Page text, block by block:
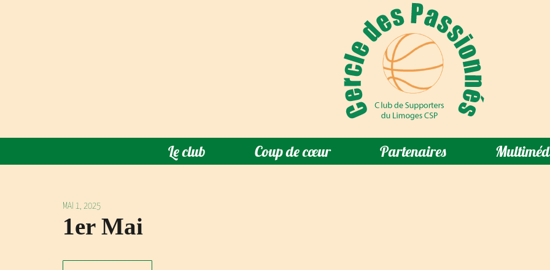
Le club Coup de cœur Partenaires
MAI 1, 2025
1er Mai